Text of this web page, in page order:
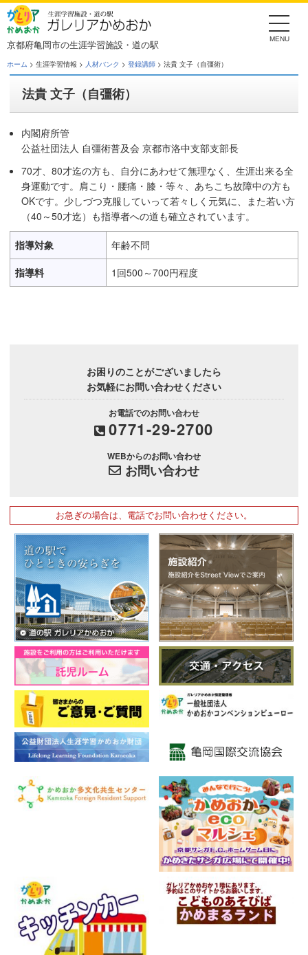
Skip
to
the
content
京都府亀岡市の生涯学習施設・道の駅
ホーム > 生涯学習情報 > 人材バンク > 登録講師 > 法貴 文子（自彊術）
法貴 文子（自彊術）
内閣府所管
公益社団法人 自彊術普及会 京都市洛中支部支部長
70才、80才迄の方も、自分にあわせて無理なく、生涯出来る全
身運動です。肩こり・腰痛・膝・等々、あちこち故障中の方も
OKです。少しづつ克服していって若々しく元気に、また若い方
（40～50才迄）も指導者への道も確立されています。
指導対象
年齢不問
指導料
1回500～700円程度
お困りのことがございましたら
お気軽にお問い合わせください
お電話でのお問い合わせ
0771-29-2700
WEBからのお問い合わせ
お問い合わせ
お急ぎの場合は、電話でお問い合わせください。